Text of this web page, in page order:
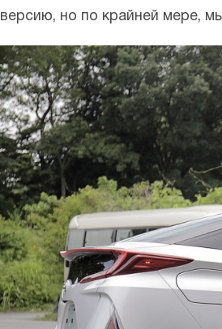
версию, но по крайней мере,